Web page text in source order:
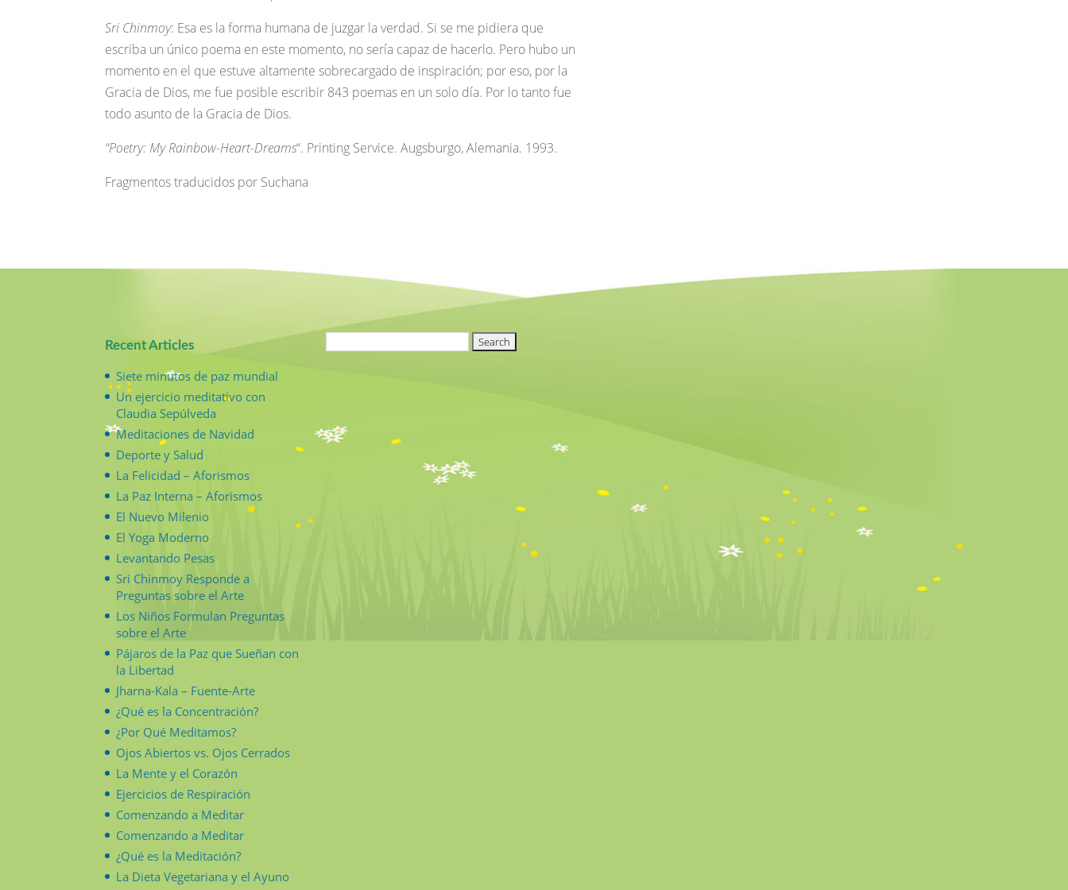
Sri Chinmoy: Esa es la forma humana de juzgar la verdad. Si se me pidiera que
escriba un único poema en este momento, no sería capaz de hacerlo. Pero hubo un
momento en el que estuve altamente sobrecargado de inspiración; por eso, por la
Gracia de Dios, me fue posible escribir 843 poemas en un solo día. Por lo tanto fue
todo asunto de la Gracia de Dios.
“Poetry: My Rainbow-Heart-Dreams“. Printing Service. Augsburgo, Alemania. 1993.
Fragmentos traducidos por Suchana
Recent Articles
Siete minutos de paz mundial
Un ejercicio meditativo con
Claudia Sepúlveda
Meditaciones de Navidad
Deporte y Salud
La Felicidad – Aforismos
La Paz Interna – Aforismos
El Nuevo Milenio
El Yoga Moderno
Levantando Pesas
Sri Chinmoy Responde a
Preguntas sobre el Arte
Los Niños Formulan Preguntas
sobre el Arte
Pájaros de la Paz que Sueñan con
la Libertad
Jharna-Kala – Fuente-Arte
¿Qué es la Concentración?
¿Por Qué Meditamos?
Ojos Abiertos vs. Ojos Cerrados
La Mente y el Corazón
Ejercicios de Respiración
Comenzando a Meditar
Comenzando a Meditar
¿Qué es la Meditación?
La Dieta Vegetariana y el Ayuno